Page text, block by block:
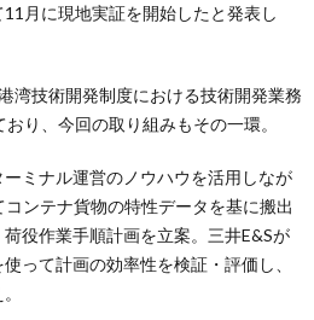
月に現地実証を開始したと発表し
湾技術開発制度における技術開発業務
り、今回の取り組みもその一環。
ミナル運営のノウハウを活用しなが
ンテナ貨物の特性データを基に搬出
役作業手順計画を立案。三井E&Sが
って計画の効率性を検証・評価し、